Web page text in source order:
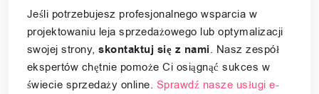
Jeśli potrzebujesz profesjonalnego wsparcia w
projektowaniu leja sprzedażowego lub optymalizacji
swojej strony,skontaktuj się z nami. Nasz zespół
ekspertów chętnie pomoże Ci osiągnąć sukces w
świecie sprzedaży online. Sprawdź nasze usługi e-